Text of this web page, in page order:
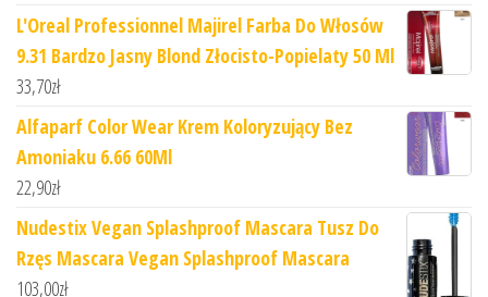
L'Oreal Professionnel Majirel Farba Do Włosów
9.31 Bardzo Jasny Blond Złocisto-Popielaty 50 Ml
33,70zł
Alfaparf Color Wear Krem Koloryzujący Bez
Amoniaku 6.66 60Ml
22,90zł
Nudestix Vegan Splashproof Mascara Tusz Do
Rzęs Mascara Vegan Splashproof Mascara
103,00zł